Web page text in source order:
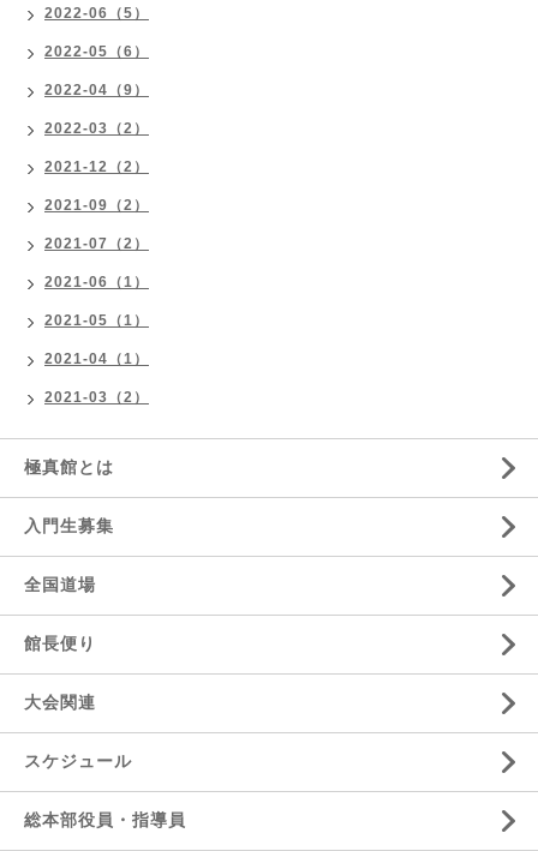
2022-06（5）
2022-05（6）
2022-04（9）
2022-03（2）
2021-12（2）
2021-09（2）
2021-07（2）
2021-06（1）
2021-05（1）
2021-04（1）
2021-03（2）
極真館とは
入門生募集
全国道場
館長便り
大会関連
スケジュール
総本部役員・指導員